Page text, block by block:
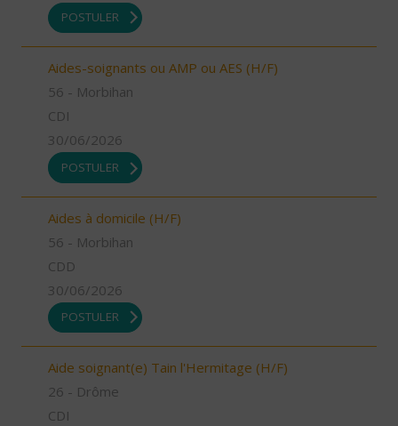
POSTULER
Aides-soignants ou AMP ou AES (H/F)
56 - Morbihan
CDI
30/06/2026
POSTULER
Aides à domicile (H/F)
56 - Morbihan
CDD
30/06/2026
POSTULER
Aide soignant(e) Tain l'Hermitage (H/F)
26 - Drôme
CDI